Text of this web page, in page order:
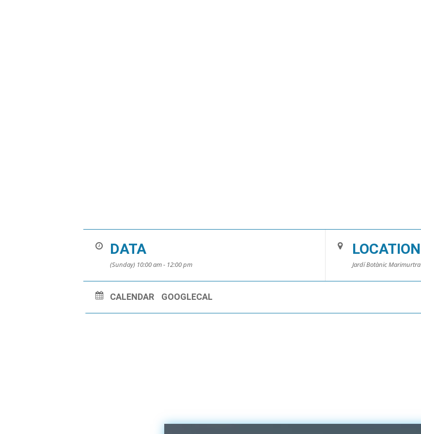
DATA
(Sunday) 10:00 am - 12:00 pm
LOCATION
Jardí Botànic Marimurtra
CALENDAR GOOGLECAL